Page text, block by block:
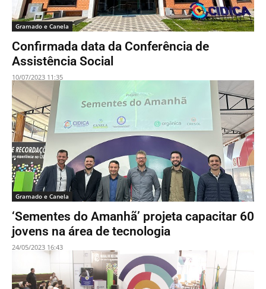
Gramado e Canela
Confirmada data da Conferência de
Assistência Social
10/07/2023 11:35
Gramado e Canela
‘Sementes do Amanhã’ projeta capacitar 60
jovens na área de tecnologia
24/05/2023 16:43